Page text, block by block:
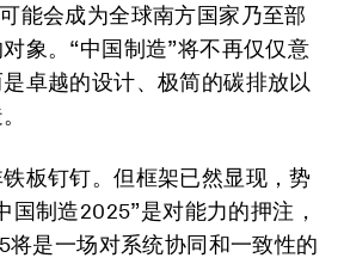
能会成为全球南方国家乃至部
象。“中国制造”将不再仅仅意
卓越的设计、极简的碳排放以
板钉钉。但框架已然显现，势
国制造2025”是对能力的押注，
将是一场对系统协同和一致性的